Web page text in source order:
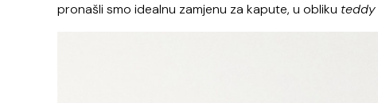
pronašli smo idealnu zamjenu za kapute, u obliku teddy